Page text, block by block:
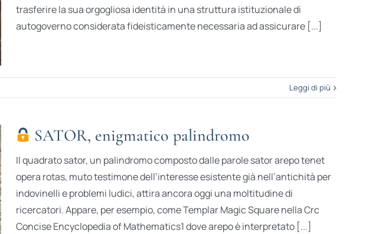
trasferire la sua orgogliosa identità in una struttura istituzionale di
autogoverno considerata fideisticamente necessaria ad assicurare [...]
Leggi di più
SATOR, enigmatico palindromo
Il quadrato sator, un palindromo composto dalle parole sator arepo tenet
opera rotas, muto testimone dell’interesse esistente già nell’antichità per
indovinelli e problemi ludici, attira ancora oggi una moltitudine di
ricercatori. Appare, per esempio, come Templar Magic Square nella Crc
Concise Encyclopedia of Mathematics1 dove arepo è interpretato [...]